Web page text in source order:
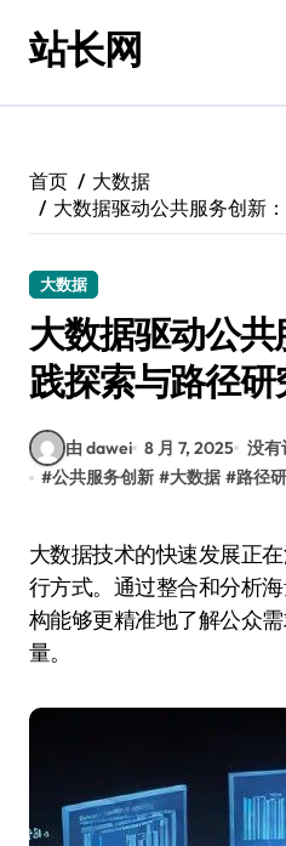
站长网
首页
大数据
大数据驱动公共服务创新
大数据
大数据驱动公
践探索与路径研
由 dawei 8 月 7, 2025 没有
#公共服务创新 #大数据 #路径
大数据技术的快速发展正在深刻改变公共服务的运
行方式。通过整合和分析
构能够更精准地了解公众
量。